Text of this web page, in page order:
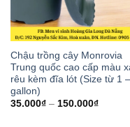
Chậu trồng cây Monrovia
Trung quốc cao cấp màu
rêu kèm đĩa lót (Size từ 1
gallon)
35.000₫– 150.000₫